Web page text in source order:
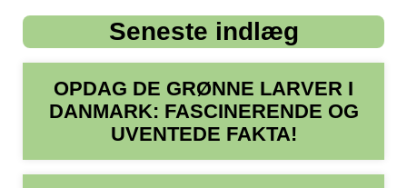
Seneste indlæg
OPDAG DE GRØNNE LARVER I
DANMARK: FASCINERENDE OG
UVENTEDE FAKTA!